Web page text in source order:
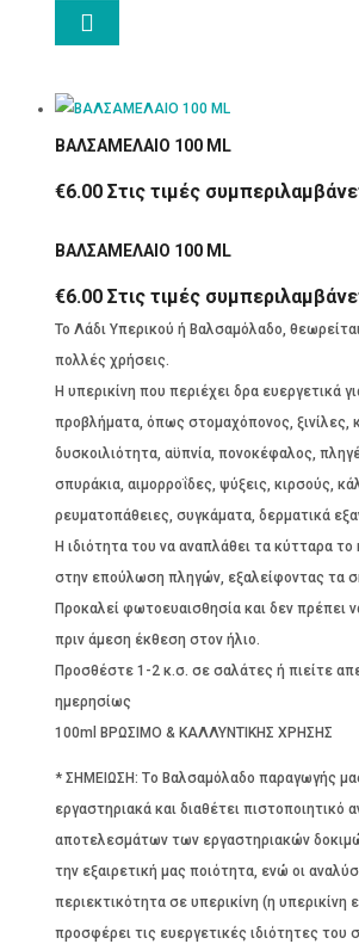

ΒΑΛΣΑΜΕΛΑΙΟ 100 ML
€6.00 Στις τιμές
ΒΑΛΣΑΜΕΛΑΙΟ 100 ML
€6.00 Στις τιμές
To Λάδι Υπερικού ή Βαλσαμόλαδο,
πολλές χρήσεις.
Η υπερικίνη που περιέχει δρα ευεργετικά
προβλήματα, όπως στομαχόπονος, ξινίλες,
δυσκοιλιότητα, αϋπνία, πονοκέφαλος,
σπυράκια, αιμορροΐδες, ψύξεις, κιρσούς,
ρευματοπάθειες, συγκάματα, δερματικά
Η ιδιότητα του να αναπλάθει τα κύτταρα
στην επούλωση πληγών, εξαλείφοντας τα
Προκαλεί φωτοευαισθησία και δεν πρέπει
πριν άμεση έκθεση στον ήλιο.
Προσθέστε 1-2 κ.σ. σε σαλάτες ή πιείτε
ημερησίως
100ml ΒΡΩΣΙΜΟ & ΚΑΛΛΥΝΤΙΚΗΣ ΧΡΗΣΗΣ
* ΣΗΜΕΙΩΣΗ: Tο Βαλσαμόλαδο παραγωγής
εργαστηριακά και διαθέτει πιστοποιητικό
αποτελεσμάτων των εργαστηριακών
την εξαιρετική μας ποιότητα, ενώ οι
περιεκτικότητα σε υπερικίνη (η υπερικίνη
προσφέρει τις ευεργετικές ιδιότητες του